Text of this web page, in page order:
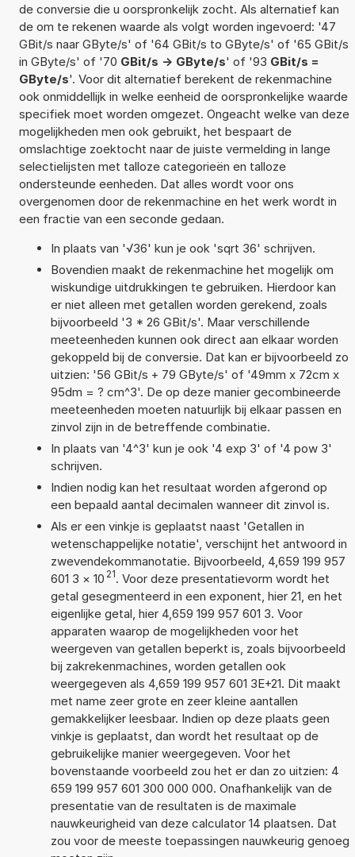
de conversie die u oorspronkelijk zocht. Als alternatief kan
de om te rekenen waarde als volgt worden ingevoerd: '47
GBit/s naar GByte/s' of '64 GBit/s to GByte/s' of '65 GBit/s
in GByte/s' of '70 GBit/s -> GByte/s' of '93 GBit/s =
GByte/s'. Voor dit alternatief berekent de rekenmachine
ook onmiddellijk in welke eenheid de oorspronkelijke waarde
specifiek moet worden omgezet. Ongeacht welke van deze
mogelijkheden men ook gebruikt, het bespaart de
omslachtige zoektocht naar de juiste vermelding in lange
selectielijsten met talloze categorieën en talloze
ondersteunde eenheden. Dat alles wordt voor ons
overgenomen door de rekenmachine en het werk wordt in
een fractie van een seconde gedaan.
In plaats van '√36' kun je ook 'sqrt 36' schrijven.
Bovendien maakt de rekenmachine het mogelijk om
wiskundige uitdrukkingen te gebruiken. Hierdoor kan
er niet alleen met getallen worden gerekend, zoals
bijvoorbeeld '3 * 26 GBit/s'. Maar verschillende
meeteenheden kunnen ook direct aan elkaar worden
gekoppeld bij de conversie. Dat kan er bijvoorbeeld zo
uitzien: '56 GBit/s + 79 GByte/s' of '49mm x 72cm x
95dm = ? cm^3'. De op deze manier gecombineerde
meeteenheden moeten natuurlijk bij elkaar passen en
zinvol zijn in de betreffende combinatie.
In plaats van '4^3' kun je ook '4 exp 3' of '4 pow 3'
schrijven.
Indien nodig kan het resultaat worden afgerond op
een bepaald aantal decimalen wanneer dit zinvol is.
Als er een vinkje is geplaatst naast 'Getallen in
wetenschappelijke notatie', verschijnt het antwoord in
zwevendekommanotatie. Bijvoorbeeld, 4,659 199 957
601 3 × 10 21. Voor deze presentatievorm wordt het
getal gesegmenteerd in een exponent, hier 21, en het
eigenlijke getal, hier 4,659 199 957 601 3. Voor
apparaten waarop de mogelijkheden voor het
weergeven van getallen beperkt is, zoals bijvoorbeeld
bij zakrekenmachines, worden getallen ook
weergegeven als 4,659 199 957 601 3E+21. Dit maakt
met name zeer grote en zeer kleine aantallen
gemakkelijker leesbaar. Indien op deze plaats geen
vinkje is geplaatst, dan wordt het resultaat op de
gebruikelijke manier weergegeven. Voor het
bovenstaande voorbeeld zou het er dan zo uitzien: 4
659 199 957 601 300 000 000. Onafhankelijk van de
presentatie van de resultaten is de maximale
nauwkeurigheid van deze calculator 14 plaatsen. Dat
zou voor de meeste toepassingen nauwkeurig genoeg